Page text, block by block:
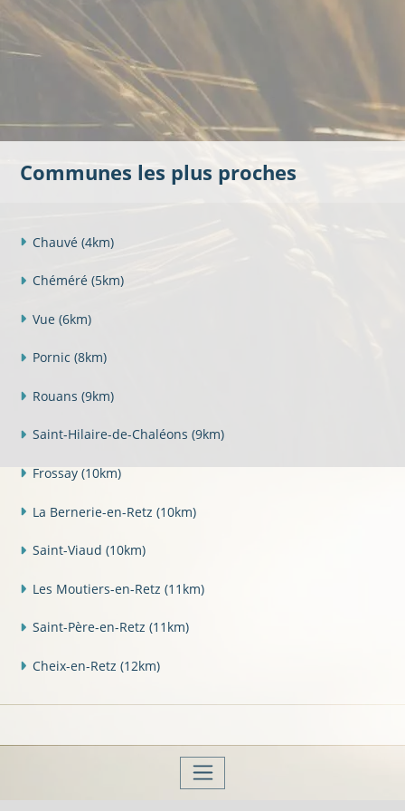
Communes les plus proches
Chauvé (4km)
Chéméré (5km)
Vue (6km)
Pornic (8km)
Rouans (9km)
Saint-Hilaire-de-Chaléons (9km)
Frossay (10km)
La Bernerie-en-Retz (10km)
Saint-Viaud (10km)
Les Moutiers-en-Retz (11km)
Saint-Père-en-Retz (11km)
Cheix-en-Retz (12km)